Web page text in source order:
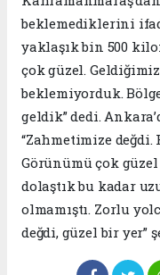
beklemediklerini
yaklaşık bin 500
çok güzel.
beklemiyorduk.
geldik” dedi.
“Zahmetimize değdi.
Görünümü çok
dolaştık bu kadar
olmamıştı. Zorlu
değdi, güzel bir yer”